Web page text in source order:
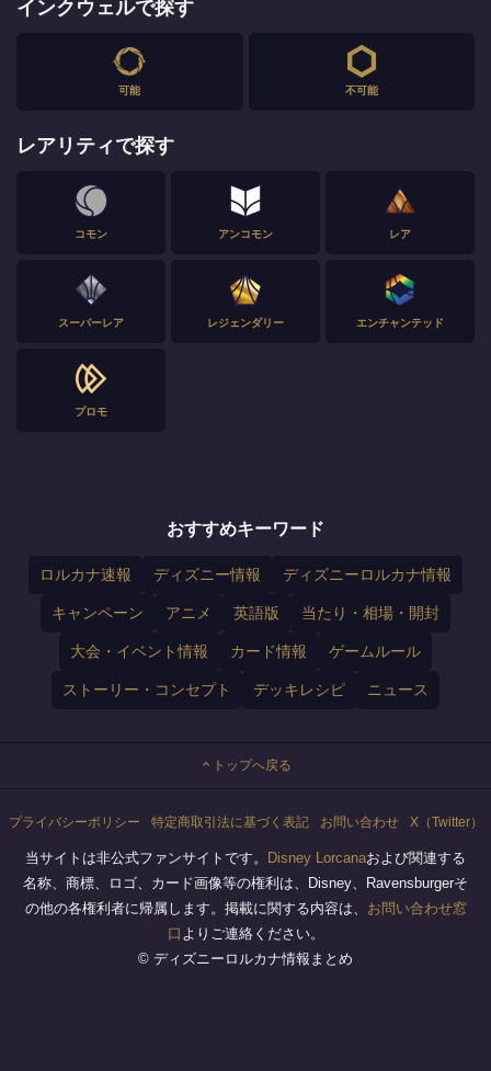
インクウェルで探す
可能 不可能
レアリティで探す
コモン アンコモン レア
スーパーレア レジェンダリー エンチャンテッド
プロモ
おすすめキーワード
ロルカナ速報 ディズニー情報 ディズニーロルカナ情報
キャンペーン アニメ 英語版 当たり・相場・開封
大会・イベント情報 カード情報 ゲームルール
ストーリー・コンセプト デッキレシピ ニュース
トップへ戻る
プライバシーポリシー 特定商取引法に基づく表記 お問い合わせ X（Twitter）
当サイトは非公式ファンサイトです。 Disney Lorcanaおよび関連する
名称、商標、ロゴ、カード画像等の権利は、Disney、Ravensburgerそ
の他の各権利者に帰属します。掲載に関する内容は、 お問い合わせ窓
口 よりご連絡ください。
© ディズニーロルカナ情報まとめ